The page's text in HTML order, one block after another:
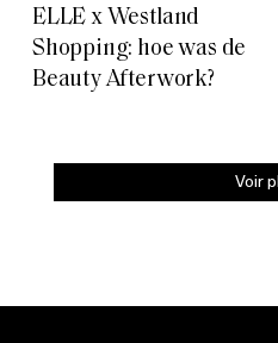
ELLE x Westland
Shopping: hoe was de
Beauty Afterwork?
Voir